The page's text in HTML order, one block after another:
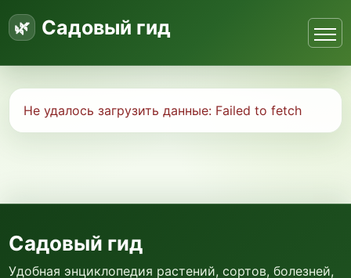
Садовый гид
Не удалось загрузить данные: Failed to fetch
Садовый гид
Удобная энциклопедия растений, сортов, болезней,